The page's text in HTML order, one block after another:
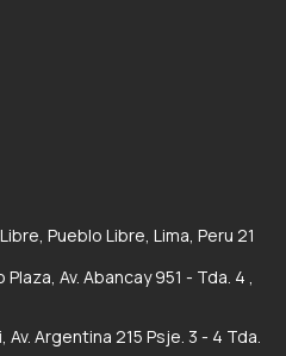
Pueblo Libre, Lima, Peru 21
Av. Abancay 951 - Tda. 4 ,
Argentina 215 Psje. 3 - 4 Tda.